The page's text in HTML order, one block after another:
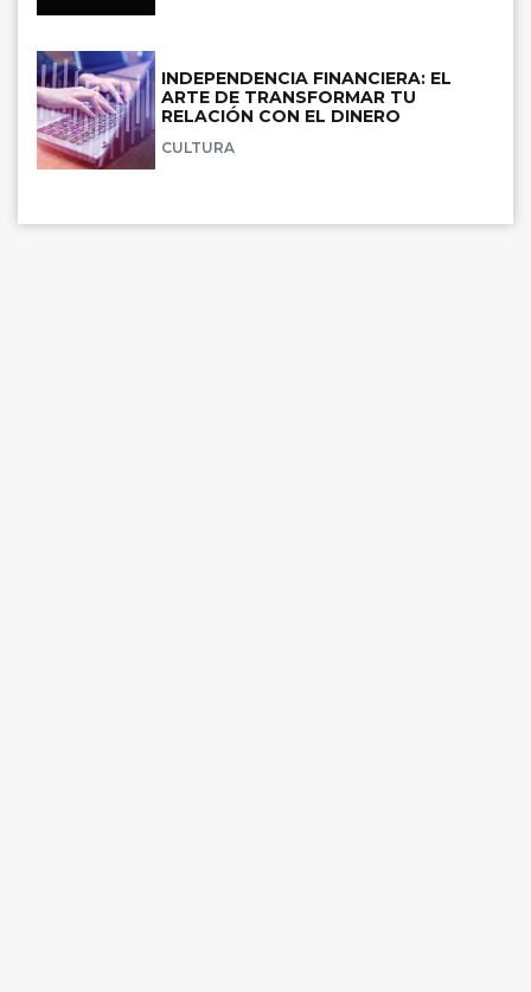
INDEPENDENCIA FINANCIERA: EL
ARTE DE TRANSFORMAR TU
RELACIÓN CON EL DINERO
CULTURA